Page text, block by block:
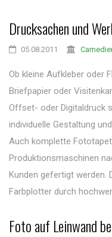
Drucksachen und
05.08.2011
Ob kleine Aufkleber oder
Briefpapier oder
Offset- oder Digitaldruck
individuelle Gestaltung
Auch komplette
Produktionsmaschinen
Kunden gefertigt werden.
Farbplotter durch
Foto auf Leinwand